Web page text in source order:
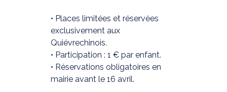
• Places limitées et réservées
exclusivement aux
Quiévrechinois.
• Participation : 1 € par enfant.
• Réservations obligatoires en
mairie avant le 16 avril.